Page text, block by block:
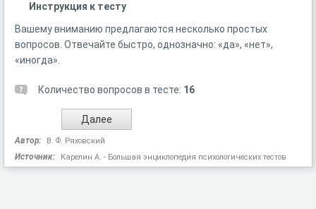
Инструкция к тесту
Вашему вниманию предлагаются несколько простых
вопросов. Отвечайте быстро, однозначно: «да», «нет»,
«иногда».
Количество вопросов в тесте: 16
Автор: В. Ф. Ряховский
Источник: Карелин А. - Большая энциклопедия психологических тестов